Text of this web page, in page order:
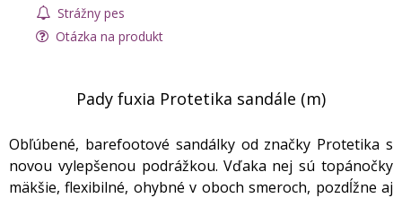
Strážny pes
Otázka na produkt
Pady fuxia Protetika sandále (m)
Obľúbené, barefootové sandálky od značky Protetika s
novou vylepšenou podrážkou. Vďaka nej sú topánočky
mäkšie, flexibilné, ohybné v oboch smeroch, pozdĺžne aj